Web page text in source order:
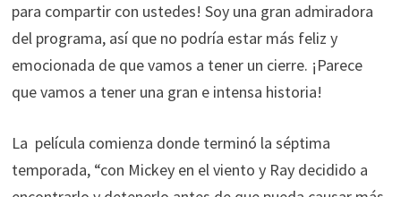
para compartir con ustedes! Soy una gran admiradora
del programa, así que no podría estar más feliz y
emocionada de que vamos a tener un cierre. ¡Parece
que vamos a tener una gran e intensa historia!
La película comienza donde terminó la séptima
temporada, “con Mickey en el viento y Ray decidido a